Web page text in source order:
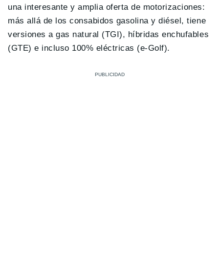
una interesante y amplia oferta de motorizaciones:
más allá de los consabidos gasolina y diésel, tiene
versiones a gas natural (TGI), híbridas enchufables
(GTE) e incluso 100% eléctricas (e-Golf).